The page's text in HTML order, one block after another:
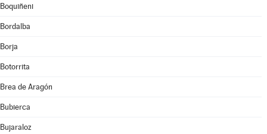
Boquiñeni
Bordalba
Borja
Botorrita
Brea de Aragón
Bubierca
Bujaraloz